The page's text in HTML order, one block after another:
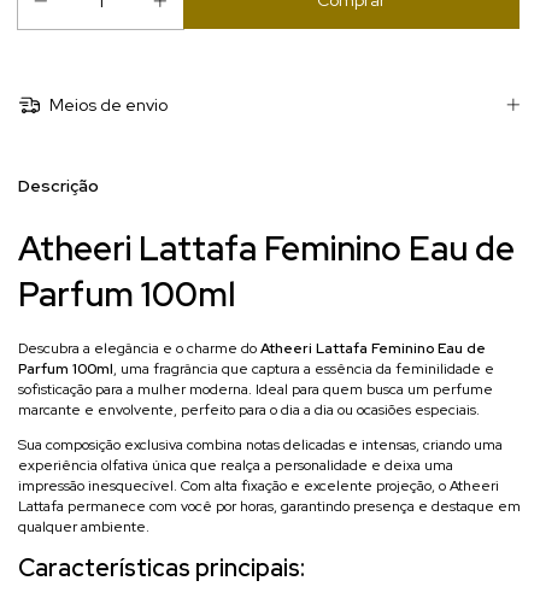
Meios de envio
Descrição
Atheeri Lattafa Feminino Eau de
Parfum 100ml
Descubra a elegância e o charme doAtheeri Lattafa Feminino Eau de
Parfum 100ml, uma fragrância que captura a essência da feminilidade e
sofisticação para a mulher moderna. Ideal para quem busca um perfume
marcante e envolvente, perfeito para o dia a dia ou ocasiões especiais.
Sua composição exclusiva combina notas delicadas e intensas, criando uma
experiência olfativa única que realça a personalidade e deixa uma
impressão inesquecível. Com alta fixação e excelente projeção, o Atheeri
Lattafa permanece com você por horas, garantindo presença e destaque em
qualquer ambiente.
Características principais: